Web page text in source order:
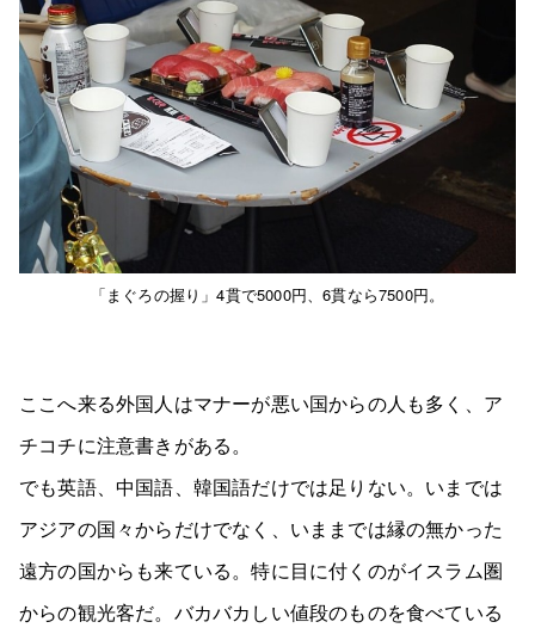
「まぐろの握り」4貫で5000円、6貫なら7500円。
ここへ来る外国人はマナーが悪い国からの人も多く、ア
チコチに注意書きがある。
でも英語、中国語、韓国語だけでは足りない。いまでは
アジアの国々からだけでなく、いままでは縁の無かった
遠方の国からも来ている。特に目に付くのがイスラム圏
からの観光客だ。バカバカしい値段のものを食べている